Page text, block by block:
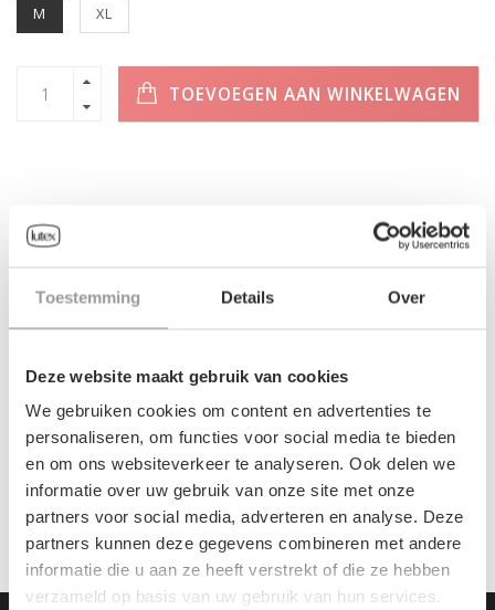
Toestemming Details Over
Deze website maakt gebruik van cookies
We gebruiken cookies om content en advertenties te
personaliseren, om functies voor social media te bieden
en om ons websiteverkeer te analyseren. Ook delen we
informatie over uw gebruik van onze site met onze
partners voor social media, adverteren en analyse. Deze
partners kunnen deze gegevens combineren met andere
informatie die u aan ze heeft verstrekt of die ze hebben
verzameld op basis van uw gebruik van hun services.
M XL
TOEVOEGEN AAN WINKELWAGEN
Geen informatie gevonden
774721 9170 100
Nog niet gewaardeerd
0 sterren op basis van 0 beoordelingen
JE BEOORDELING TOEVOEGEN